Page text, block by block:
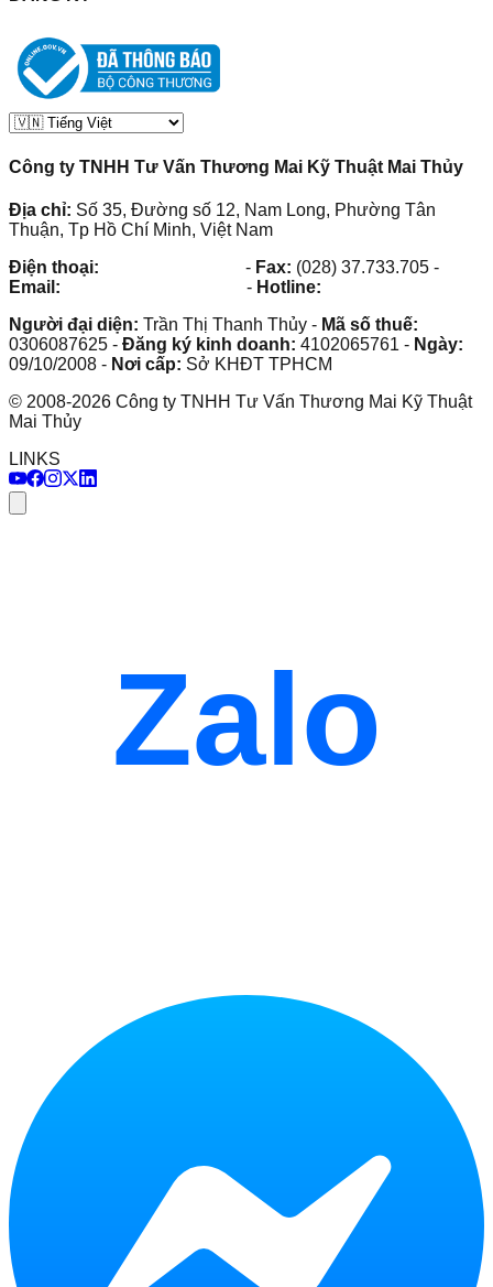
Công ty TNHH Tư Vấn Thương Mai Kỹ Thuật Mai Thủy
Địa chỉ: Số 35, Đường số 12, Nam Long, Phường Tân
Thuận, Tp Hồ Chí Minh, Việt Nam
Điện thoại:
- Fax: (028) 37.733.705 -
Email:
- Hotline:
Người đại diện: Trần Thị Thanh Thủy - Mã số thuế:
0306087625 - Đăng ký kinh doanh: 4102065761 - Ngày:
09/10/2008 - Nơi cấp: Sở KHĐT TPHCM
© 2008-2026 Công ty TNHH Tư Vấn Thương Mai Kỹ Thuật
Mai Thủy
LINKS
Zalo